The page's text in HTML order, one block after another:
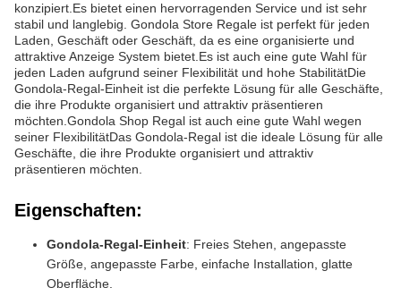
konzipiert.Es bietet einen hervorragenden Service und ist sehr
stabil und langlebig. Gondola Store Regale ist perfekt für jeden
Laden, Geschäft oder Geschäft, da es eine organisierte und
attraktive Anzeige System bietet.Es ist auch eine gute Wahl für
jeden Laden aufgrund seiner Flexibilität und hohe StabilitätDie
Gondola-Regal-Einheit ist die perfekte Lösung für alle Geschäfte,
die ihre Produkte organisiert und attraktiv präsentieren
möchten.Gondola Shop Regal ist auch eine gute Wahl wegen
seiner FlexibilitätDas Gondola-Regal ist die ideale Lösung für alle
Geschäfte, die ihre Produkte organisiert und attraktiv
präsentieren möchten.
Eigenschaften:
Gondola-Regal-Einheit: Freies Stehen, angepasste
Größe, angepasste Farbe, einfache Installation, glatte
Oberfläche.